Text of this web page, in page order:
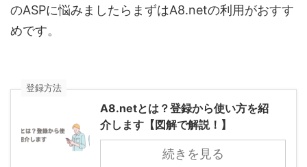
のASPに悩みましたらまずはA8.netの利用がおすす
めです。
登録方法
A8.netとは？登録から使い方を紹
介します【図解で解説！】
続きを見る